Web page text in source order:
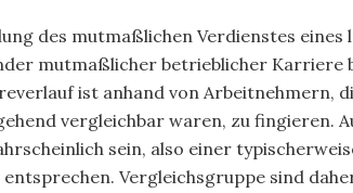
des mutmaßlichen Verdienstes
mutmaßlicher betrieblicher Karriere
ist anhand von Arbeitnehmern,
vergleichbar waren, zu fingieren.
sein, also einer
Vergleichsgruppe sind